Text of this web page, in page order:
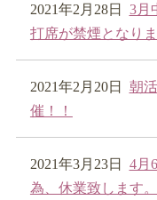
2021年2月28日
3月
打席が禁煙となりま
2021年2月20日
朝
催！！
2021年3月23日
4月
為、休業致します。